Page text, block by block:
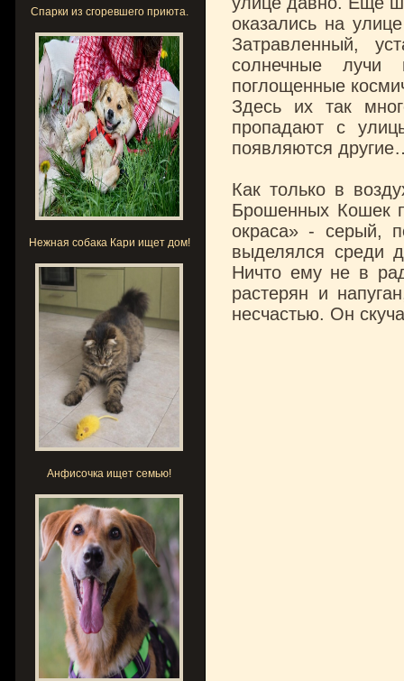
Спарки из сгоревшего приюта.
Нежная собака Кари ищет дом!
Анфисочка ищет семью!
оказались на
Затравленный,
солнечные лучи
поглощенные
Здесь их так
пропадают с
появляются
Как только в
Брошенных Кошек
окраса» - серый,
выделялся среди
Ничто ему не в
растерян и
несчастью. Он